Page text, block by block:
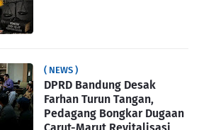
( NEWS )
DPRD Bandung Desak
Farhan Turun Tangan,
Pedagang Bongkar Dugaan